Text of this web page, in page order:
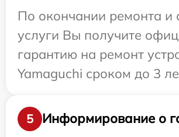
По окончании ремонта и
услуги Вы получите
гарантию на ремонт
Yamaguchi сроком до 3
5
Информирование о